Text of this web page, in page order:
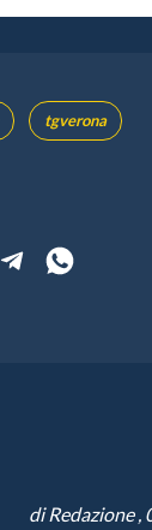
tgverona
diRedazione,